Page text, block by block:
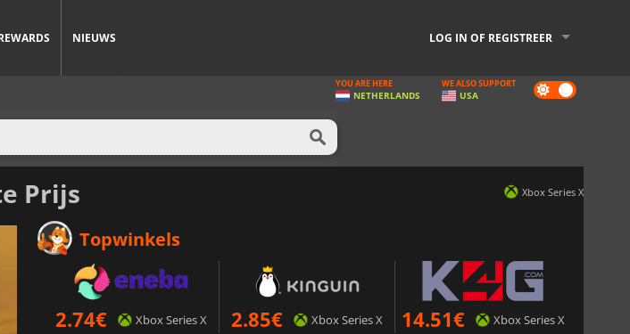
NIEUWS LOG IN OF REGISTREER
Dark
mode
YOU ARE HERE
NETHERLANDS
WE ALSO SUPPORT
USA
Prijs Xbox Series X
Topwinkels
2.74€ Xbox Series X 2.85€ Xbox Series X 14.51€ Xbox Series X